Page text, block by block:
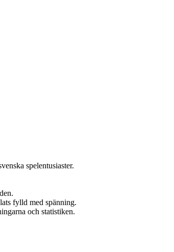
spelentusiaster.
fylld med spänning.
och statistiken.